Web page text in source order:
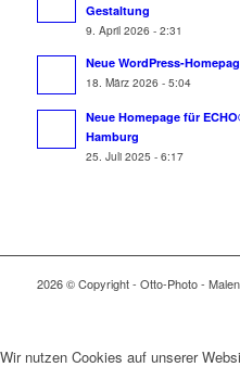
Gestaltung
9. April 2026 - 2:31
Neue WordPress-
18. März 2026 - 5:04
Neue Homepage für
Hamburg
25. Juli 2025 - 6:17
2026 © Copyright - Otto-Photo -
Wir nutzen Cookies auf unserer